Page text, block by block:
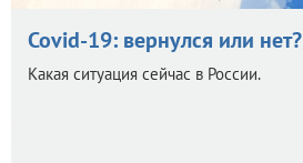
Covid-19: вернулся или нет?
Какая ситуация сейчас в России.